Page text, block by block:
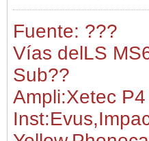
Fuente: ???
Vías delLS
Sub??
Ampli:Xetec